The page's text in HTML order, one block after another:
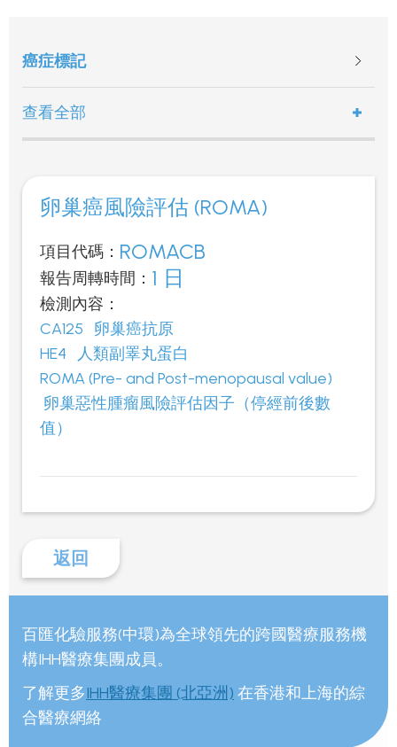
癌症標記
查看全部
卵巢癌風險評估 (ROMA)
項目代碼： ROMACB
報告周轉時間： 1 日
檢測內容：
CA125 卵巢癌抗原
HE4
人類副睪丸蛋白
ROMA (Pre- and Post-menopausal value)
卵巢惡性腫瘤風險評估因子（停經前後數
值）
返回
百匯化驗服務(中環)為全球領先的跨國醫療服務機
構IHH醫療集團成員。
了解更多IHH醫療集團 (北亞洲) 在香港和上海的綜
合醫療網絡